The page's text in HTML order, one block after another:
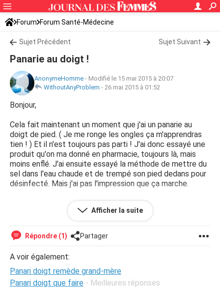
Forum Forum Santé-Médecine
Symptômes et maladies courantes
Sujet Précédent Sujet Suivant
Panarie au doigt !
AnonymeHomme - Modifié le 15 mai 2015 à 20:07
WithoutAnyProblem - 26 mai 2015 à 01:52
Bonjour,
Cela fait maintenant un moment que j'ai un panarie au
doigt de pied. ( Je me ronge les ongles ça m'apprendras
tien ! ) Et il n'est toujours pas parti ! J'ai donc essayé une
produit qu'on ma donné en pharmacie, toujours là, mais
moins enflé. J'ai ensuite essayé la méthode de mettre du
sel dans l'eau chaude et de trempé son pied dedans pour
désinfecté. Mais j'ai pas l'impression que ça marche.
Je me suis donc demandé si je devais aller au urgence
pour voir si c'est grave ou pas, j'en fait trop ?
Sinon vous n'auriez pas des méthodes " de grand-mère "
ou me conseilliez-vous d'aller voir les urgences ?
Merci d'avance ! Bisous !
Afficher la suite
Répondre (1) Partager
A voir également:
Panari doigt remède grand-mère
Panari doigt que faire - Meilleures réponses